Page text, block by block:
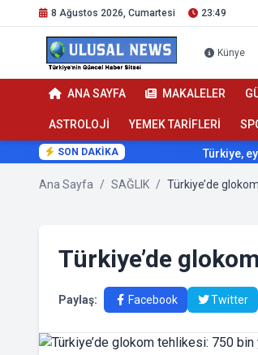
8 Ağustos 2026, Cumartesi 23:49
Künye
ANA SAYFA MAKALELER
ASTROLOJİ YEMEK TARİFLERİ
SON DAKİKA Türkiye,
Ana Sayfa / SAĞLIK / Türkiye’de
Türkiye’de
Paylaş: Facebook Twitter